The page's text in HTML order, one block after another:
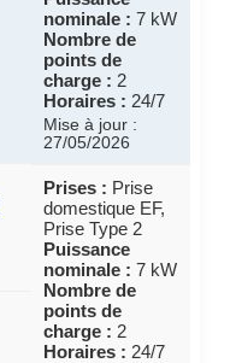
nominale : 7 kW
Nombre de
points de
charge : 2
Horaires : 24/7
Mise à jour :
27/05/2026
Prises : Prise
domestique EF,
Prise Type 2
Puissance
nominale : 7 kW
Nombre de
points de
charge : 2
Horaires : 24/7